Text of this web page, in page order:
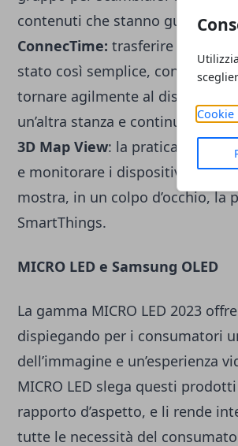
Cookie
contenuti che stanno
ConnecTime: trasferire
stato così semplice, con la
tornare agilmente al dispositivo
un’altra stanza e continuare la
3D Map View: la pratica
e monitorare i dispositivi
mostra, in un colpo d’occhio,
SmartThings.
MICRO LED e Samsung OLED
La gamma MICRO LED 2023
dispiegando per i consumatori
dell’immagine e un’esperienza
MICRO LED slega questi
rapporto d’aspetto, e li rende
tutte le necessità del